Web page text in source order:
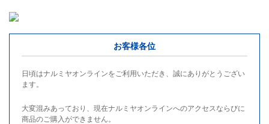
お客様各位
日頃はナルミヤオンラインをご利用いただき、誠にありがとうござい
ます。
大変混みあっており、現在ナルミヤオンラインへのアクセスならびに
商品のご購入ができません。